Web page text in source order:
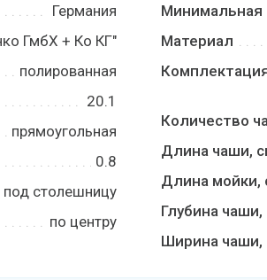
Германия
ГмбХ + Ко КГ"
полированная
20.1
прямоугольная
0.8
под столешницу
по центру
Минимальная
Материал
Количество
Длина чаши,
Длина
Глубина чаши,
Ширина чаши,